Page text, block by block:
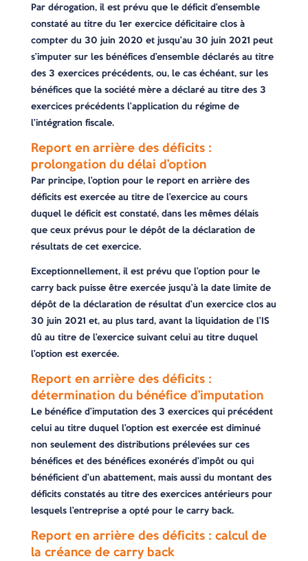
Par dérogation, il est prévu que le déficit d’ensemble
constaté au titre du 1er exercice déficitaire clos à
compter du 30 juin 2020 et jusqu’au 30 juin 2021 peut
s’imputer sur les bénéfices d’ensemble déclarés au titre
des 3 exercices précédents, ou, le cas échéant, sur les
bénéfices que la société mère a déclaré au titre des 3
exercices précédents l’application du régime de
l’intégration fiscale.
Report en arrière des déficits :
prolongation du délai d’option
Par principe, l’option pour le report en arrière des
déficits est exercée au titre de l’exercice au cours
duquel le déficit est constaté, dans les mêmes délais
que ceux prévus pour le dépôt de la déclaration de
résultats de cet exercice.
Exceptionnellement, il est prévu que l’option pour le
carry back puisse être exercée jusqu’à la date limite de
dépôt de la déclaration de résultat d’un exercice clos au
30 juin 2021 et, au plus tard, avant la liquidation de l’IS
dû au titre de l’exercice suivant celui au titre duquel
l’option est exercée.
Report en arrière des déficits :
détermination du bénéfice d’imputation
Le bénéfice d’imputation des 3 exercices qui précédent
celui au titre duquel l’option est exercée est diminué
non seulement des distributions prélevées sur ces
bénéfices et des bénéfices exonérés d’impôt ou qui
bénéficient d’un abattement, mais aussi du montant des
déficits constatés au titre des exercices antérieurs pour
lesquels l’entreprise a opté pour le carry back.
Report en arrière des déficits : calcul de
la créance de carry back